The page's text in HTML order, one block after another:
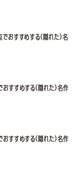
でおすすめする(隠れた)名
おすすめする(隠れた)名作
おすすめする(隠れた)名作